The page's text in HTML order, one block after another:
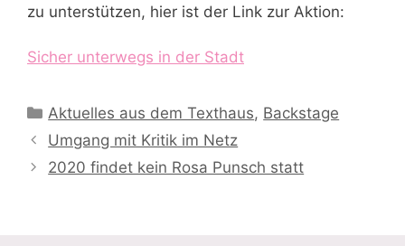
zu unterstützen, hier ist der Link zur Aktion:
Sicher unterwegs in der Stadt
Kategorien
Aktuelles aus dem Texthaus, Backstage
Umgang mit Kritik im Netz
2020 findet kein Rosa Punsch statt